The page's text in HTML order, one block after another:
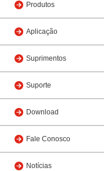
Produtos
Aplicação
Suprimentos
Suporte
Download
Fale Conosco
Notícias